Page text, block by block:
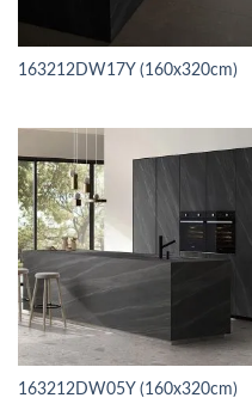
163212DW17Y (160x320cm)
163212DW05Y (160x320cm)